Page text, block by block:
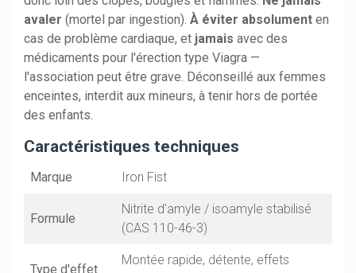
avaler (mortel par ingestion). À éviter absolument en
cas de problème cardiaque, et jamais avec des
médicaments pour l'érection type Viagra —
l'association peut être grave. Déconseillé aux femmes
enceintes, interdit aux mineurs, à tenir hors de portée
des enfants.
Caractéristiques techniques
Marque Iron Fist
Formule
Nitrite d'amyle / isoamyle stabilisé
(CAS 110-46-3)
Type d'effet
Montée rapide, détente, effets